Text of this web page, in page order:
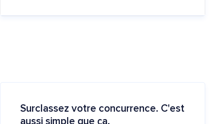
Surclassez votre concurrence. C'est
aussi simple que ça.